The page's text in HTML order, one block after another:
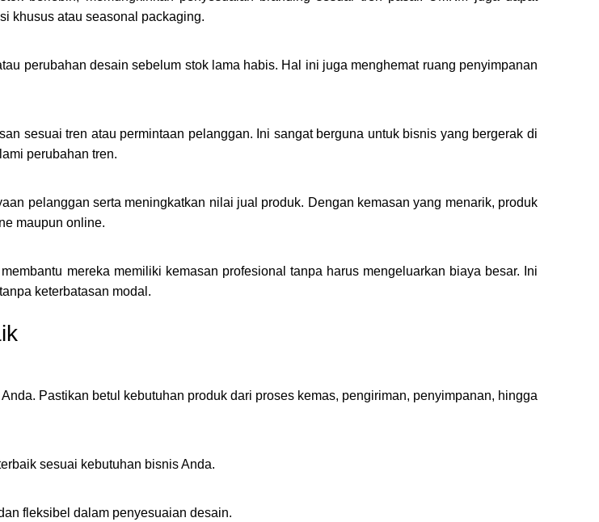
khusus atau seasonal packaging.
perubahan desain sebelum stok lama habis. Hal ini juga menghemat ruang penyimpanan
sesuai tren atau permintaan pelanggan. Ini sangat berguna untuk bisnis yang bergerak di
perubahan tren.
pelanggan serta meningkatkan nilai jual produk. Dengan kemasan yang menarik, produk
maupun online.
mereka memiliki kemasan profesional tanpa harus mengeluarkan biaya besar. Ini
keterbatasan modal.
Pastikan betul kebutuhan produk dari proses kemas, pengiriman, penyimpanan, hingga
sesuai kebutuhan bisnis Anda.
fleksibel dalam penyesuaian desain.